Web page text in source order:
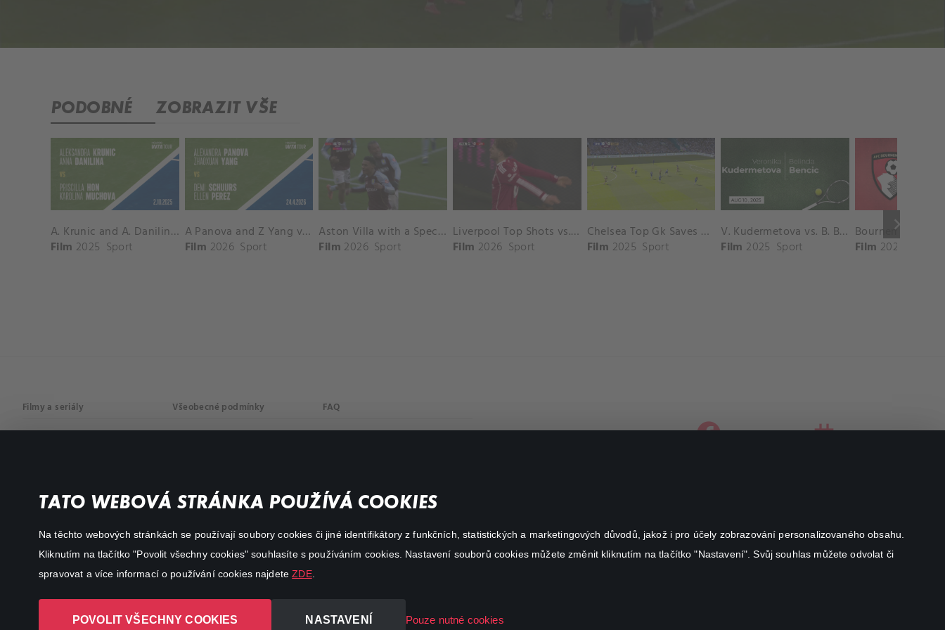
TATO WEBOVÁ STRÁNKA POUŽÍVÁ COOKIES
Na těchto webových stránkách se používají soubory cookies či jiné identifikátory z funkčních, statistických a marketingových důvodů, jakož i pro účely zobrazování personalizovaného obsahu.
Kliknutím na tlačítko "Povolit všechny cookies" souhlasíte s používáním cookies. Nastavení souborů cookies můžete změnit kliknutím na tlačítko "Nastavení". Svůj souhlas můžete odvolat či
spravovat a více informací o používání cookies najdeteZDE.
POVOLIT VŠECHNY COOKIES NASTAVENÍ Pouze nutné cookies
PODOBNÉ ZOBRAZIT VŠE
keyboard_arrow_right
A. Krunic and A. Danilina vs. P. Hon and K. Muchova Match Highlights - BEIJING_Capital Group Diamond ( October 02, 2025)
Film 2025 Sport
A Panova and Z Yang vs D Schuurs and E Perez Match Highlights - MADRID_Court 8 ( April 24, 2026)
Film 2026 Sport
Aston Villa with a Spectacular Goal vs. Nottingham Forest
Film 2026 Sport
Liverpool Top Shots vs. Fulham
Film 2026 Sport
Chelsea Top Gk Saves vs. Crystal Palace
Film 2025 Sport
V. Kudermetova vs. B. Bencic Match Highlights - CINCINNATI_Champions Court ( August 10, 2025)
Film 2025 Sport Film 2025
Filmy a seriály
Akční
Všeobecné podmínky FAQ
facebookinstagram
Canal+ Luxembourg S. à r.l. se sídlem Rue Albert Borschette 4,